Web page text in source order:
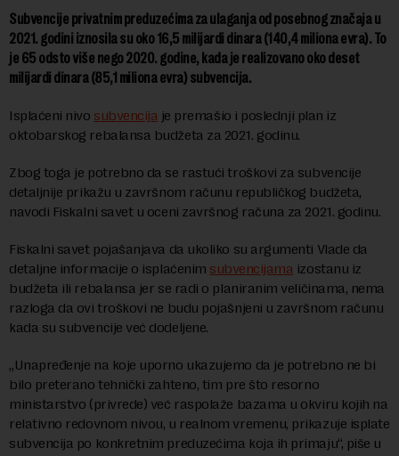
Subvencije privatnim preduzećima za ulaganja od posebnog značaja u
2021. godini iznosila su oko 16,5 milijardi dinara (140,4 miliona evra). To
je 65 odsto više nego 2020. godine, kada je realizovano oko deset
milijardi dinara (85,1 miliona evra) subvencija.
Isplaćeni nivo subvencija je premašio i poslednji plan iz
oktobarskog rebalansa budžeta za 2021. godinu.
Zbog toga je potrebno da se rastući troškovi za subvencije
detaljnije prikažu u završnom računu republičkog budžeta,
navodi Fiskalni savet u oceni završnog računa za 2021. godinu.
Fiskalni savet pojašanjava da ukoliko su argumenti Vlade da
detaljne informacije o isplaćenim subvencijama izostanu iz
budžeta ili rebalansa jer se radi o planiranim veličinama, nema
razloga da ovi troškovi ne budu pojašnjeni u završnom računu
kada su subvencije već dodeljene.
„Unapređenje na koje uporno ukazujemo da je potrebno ne bi
bilo preterano tehnički zahteno, tim pre što resorno
ministarstvo (privrede) već raspolaže bazama u okviru kojih na
relativno redovnom nivou, u realnom vremenu, prikazuje isplate
subvencija po konkretnim preduzećima koja ih primaju“, piše u